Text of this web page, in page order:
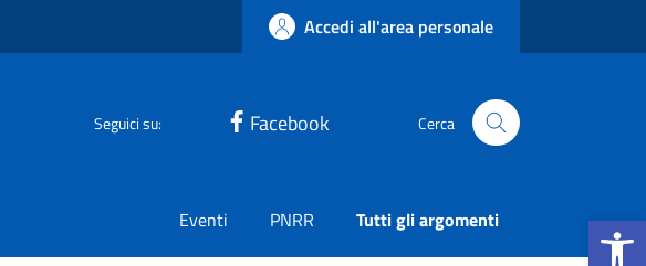
Apri la
Accedi all'area personale
Seguici su: Facebook Cerca
Eventi PNRR Tutti gli argomenti